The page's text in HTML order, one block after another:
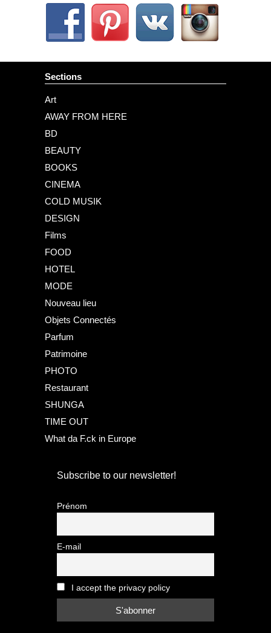
Sections
Art
AWAY FROM HERE
BD
BEAUTY
BOOKS
CINEMA
COLD MUSIK
DESIGN
Films
FOOD
HOTEL
MODE
Nouveau lieu
Objets Connectés
Parfum
Patrimoine
PHOTO
Restaurant
SHUNGA
TIME OUT
What da F.ck in Europe
Subscribe to our newsletter!
Prénom
E-mail
I accept the privacy policy